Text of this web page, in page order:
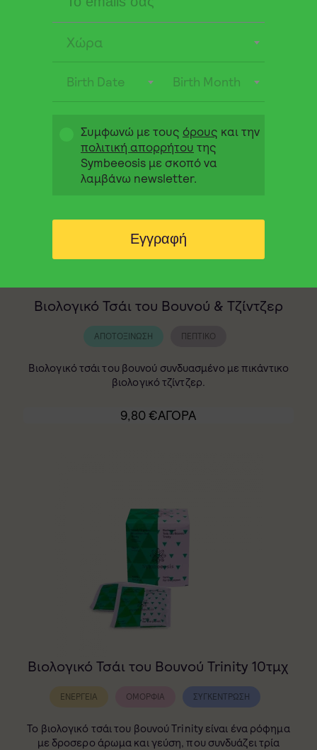
Βιολογικό Τσάι του Βουνού & Τζίντζερ
ΑΠΟΤΟΞΊΝΩΣΗ ΠΕΠΤΙΚΌ
Βιολογικό τσάι του βουνού συνδυασμένο με πικάντικο
βιολογικό τζίντζερ.
9,80€ΑΓΟΡΑ
Βιολογικό Τσάι του Βουνού Trinity 10τμχ
ΕΝΈΡΓΕΙΑ ΟΜΟΡΦΙΆ ΣΥΓΚΈΝΤΡΩΣΗ
Το βιολογικό τσάι του βουνού Τrinity είναι ένα ρόφημα
με δροσερο άρωμα και γεύση, που συνδυάζει τρία
Χώρα
Birth Date Birth Month
Συμφωνώ με τους όρους και την
πολιτική απορρήτου της
Symbeeosis με σκοπό να
λαμβάνω newsletter.
Εγγραφή